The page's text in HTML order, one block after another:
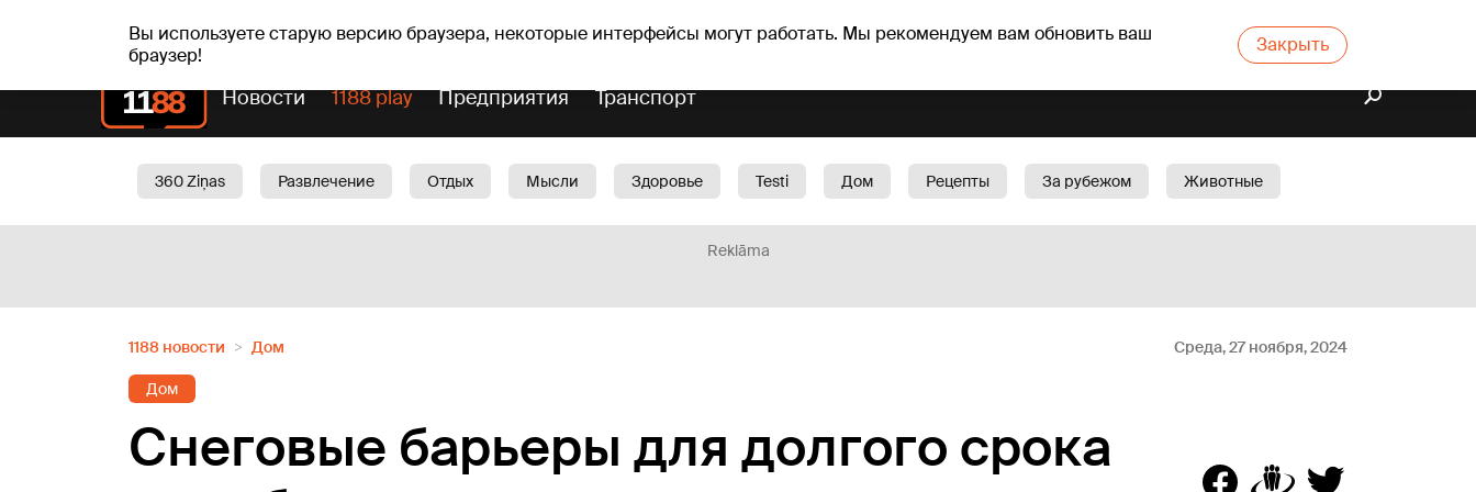
Вы используете старую версию браузера, некоторые интерфейсы могут работать. Мы рекомендуем вам обновить ваш
браузер!
Закрыть
пт, 07.08.2026. +21°C Alfrēds, Fredis, Madars Прогноз погоды Гороскопы
Новости 1188 play Предприятия Транспорт
360 Ziņas Развлечение Отдых Мысли Здоровье Testi Дом Рецепты За рубежом
Животные
Reklāma
1188 новости Дом Среда, 27 ноября, 2024
Дом
Снеговые барьеры для долгого срока